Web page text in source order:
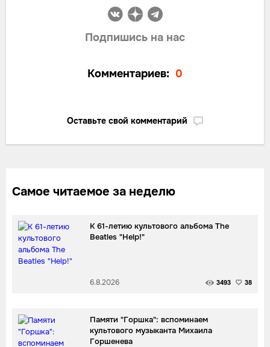
Подпишись на нас
Комментариев: 0
Оставьте свой комментарий
Самое читаемое за неделю
К 61-летию культового альбома The
Beatles "Help!"
6.8.2026 3493 38
Памяти "Горшка": вспоминаем
культового музыканта Михаила
Горшенева